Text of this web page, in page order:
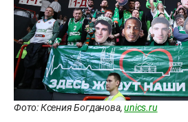
Фото: Ксения Богданова,unics.ru